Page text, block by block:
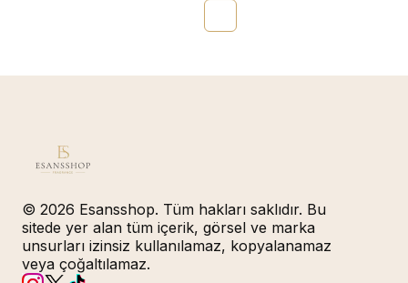
© 2026 Esansshop. Tüm hakları saklıdır. Bu
sitede yer alan tüm içerik, görsel ve marka
unsurları izinsiz kullanılamaz, kopyalanamaz
veya çoğaltılamaz.